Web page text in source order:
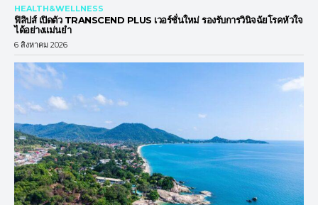
HEALTH&WELLNESS
ฟิลิปส์ เปิดตัว TRANSCEND PLUS เวอร์ชั่นใหม่ รองรับการวินิจฉัยโรคหัวใจ
ได้อย่างแม่นยำ
6 สิงหาคม 2026